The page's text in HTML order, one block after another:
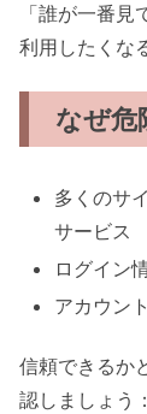
「誰が一番
利用したくな
なぜ危
多くのサ
サービス
ログイン
アカウン
信頼できるか
認しましょう：